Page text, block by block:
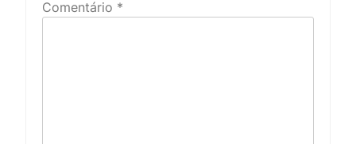
Comentário *